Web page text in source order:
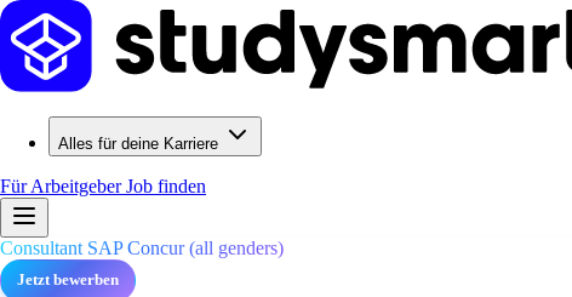
Alles für deine Karriere
Für ArbeitgeberJob finden
Consultant SAP Concur (all genders)
Jetzt bewerben